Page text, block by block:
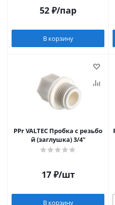
52 ₽/пар
В корзину
PPr VALTEC Пробка с резьбо
й (заглушка) 3/4"
17₽/шт
В корзину